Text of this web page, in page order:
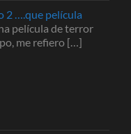
2 ….que película
película de terror
me refiero […]